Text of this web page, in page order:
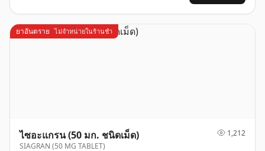
ยาอันตราย ไม่จำหน่ายในร้านชำ
ไซอะแกรน (50 มก. ชนิดเม็ด)
SIAGRAN (50 MG TABLET)
1,212